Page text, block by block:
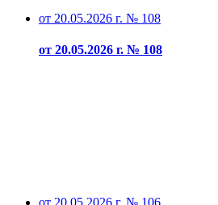
от 20.05.2026 г. № 108
от 20.05.2026 г. № 108
от 20.05.2026 г. № 106